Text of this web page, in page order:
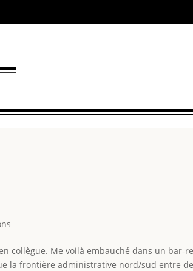
collègue. Me voilà embauché dans un
la frontière administrative nord/sud entre